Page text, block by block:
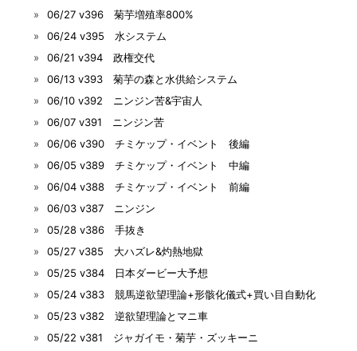
06/27 v396 菊芋増殖率800%
06/24 v395 水システム
06/21 v394 政権交代
06/13 v393 菊芋の森と水供給システム
06/10 v392 ニンジン苦&宇宙人
06/07 v391 ニンジン苦
06/06 v390 チミケップ・イベント 後編
06/05 v389 チミケップ・イベント 中編
06/04 v388 チミケップ・イベント 前編
06/03 v387 ニンジン
05/28 v386 手抜き
05/27 v385 大ハズレ&灼熱地獄
05/25 v384 日本ダービー大予想
05/24 v383 競馬逆欲望理論+形骸化儀式+買い目自動化
05/23 v382 逆欲望理論とマニ車
05/22 v381 ジャガイモ・菊芋・ズッキーニ